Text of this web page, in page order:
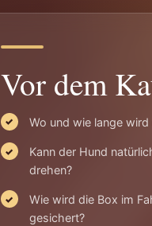
Vor dem
Wo und wie lange
Kann der Hund
drehen?
Wie wird die Box im
gesichert?